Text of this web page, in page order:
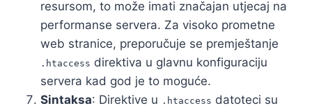
resursom, to može imati značajan utjecaj na
performanse servera. Za visoko prometne
web stranice, preporučuje se premještanje
.htaccess direktiva u glavnu konfiguraciju
servera kad god je to moguće.
Sintaksa: Direktive u .htaccess datoteci su